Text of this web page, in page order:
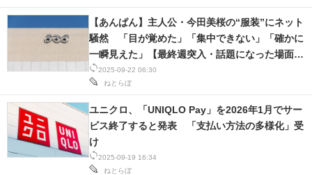
2025-09-22 06:30
ねとらぼ
【あんぱん】主人公・今田美桜の“服装”にネット
騒然 「目が覚めた」「集中できない」「確かに
一瞬見えた」【最終週突入・話題になった場面ま
とめ】
2025-09-19 16:34
ねとらぼ
ユニクロ、「UNIQLO Pay」を2026年1月でサー
ビス終了すると発表 「支払い方法の多様化」受
け